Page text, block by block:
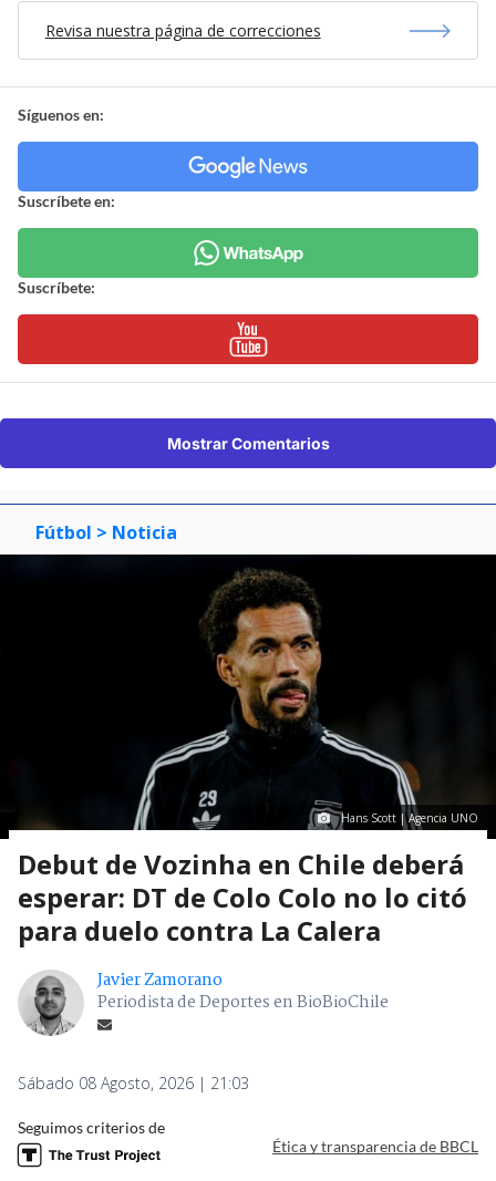
Revisa nuestra página de correcciones
Síguenos en:
Suscríbete en:
Suscríbete:
Mostrar Comentarios
Fútbol > Noticia
Hans Scott | Agencia UNO
Debut de Vozinha en Chile deberá
esperar: DT de Colo Colo no lo citó
para duelo contra La Calera
Javier Zamorano
Periodista de Deportes en BioBioChile
Sábado 08 Agosto, 2026 | 21:03
Seguimos criterios de
Ética y transparencia de BBCL